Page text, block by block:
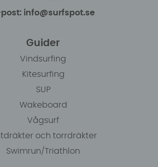
post: info@surfspot.se
Guider
Vindsurfing
Kitesurfing
SUP
Wakeboard
Vågsurf
och torrdräkter
Swimrun/Triathlon